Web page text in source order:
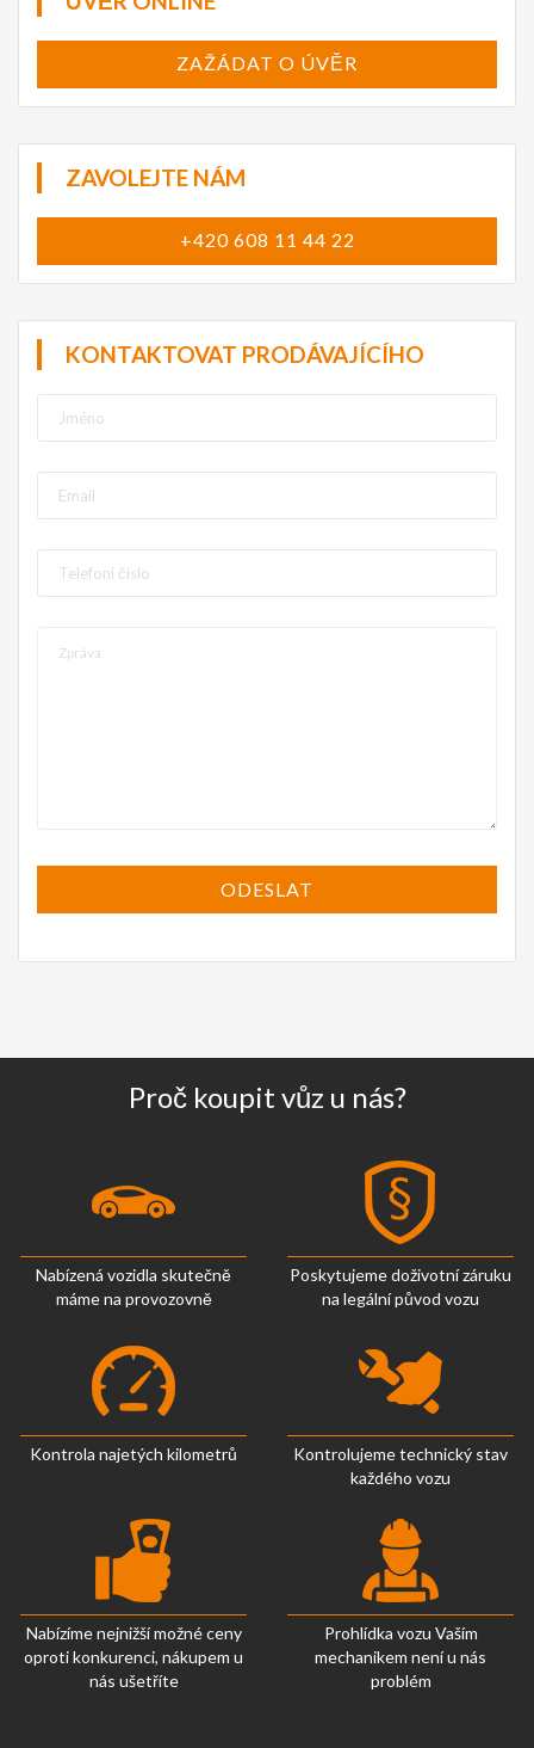
ZAŽÁDAT O ÚVĚR
ZAVOLEJTE NÁM
+420 608 11 44 22
KONTAKTOVAT PRODÁVAJÍCÍHO
Proč koupit vůz u nás?
Nabízená vozidla skutečně
máme na provozovně
Poskytujeme doživotní záruku
na legální původ vozu
Kontrola najetých kilometrů
Kontrolujeme technický stav
každého vozu
Nabízíme nejnižší možné ceny
oproti konkurenci, nákupem u
nás ušetříte
Prohlídka vozu Vaším
mechanikem není u nás
problém